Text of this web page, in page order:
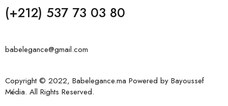
(+212) 537 73 03 80
babelegance@gmail.com
Copyright © 2022, Babelegance.ma Powered by Bayoussef
Média. All Rights Reserved.